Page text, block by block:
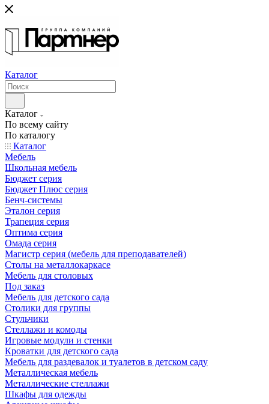
Каталог
Каталог
По всему сайту
По каталогу
Каталог
Мебель
Школьная мебель
Бюджет серия
Бюджет Плюс серия
Бенч-системы
Эталон серия
Трапеция серия
Оптима серия
Омада серия
Магистр серия (мебель для преподавателей)
Столы на металлокаркасе
Мебель для столовых
Под заказ
Мебель для детского сада
Столики для группы
Стульчики
Стеллажи и комоды
Игровые модули и стенки
Кроватки для детского сада
Мебель для раздевалок и туалетов в детском саду
Металлическая мебель
Металлические стеллажи
Шкафы для одежды